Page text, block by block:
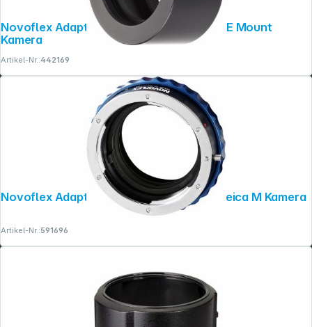
Novoflex Adapter M42 Objektiv an Sony E Mount
Kamera
Artikel-Nr.:442169
Novoflex Adapter Nikon FD Objektiv an Leica M Kamera
Artikel-Nr.:591696